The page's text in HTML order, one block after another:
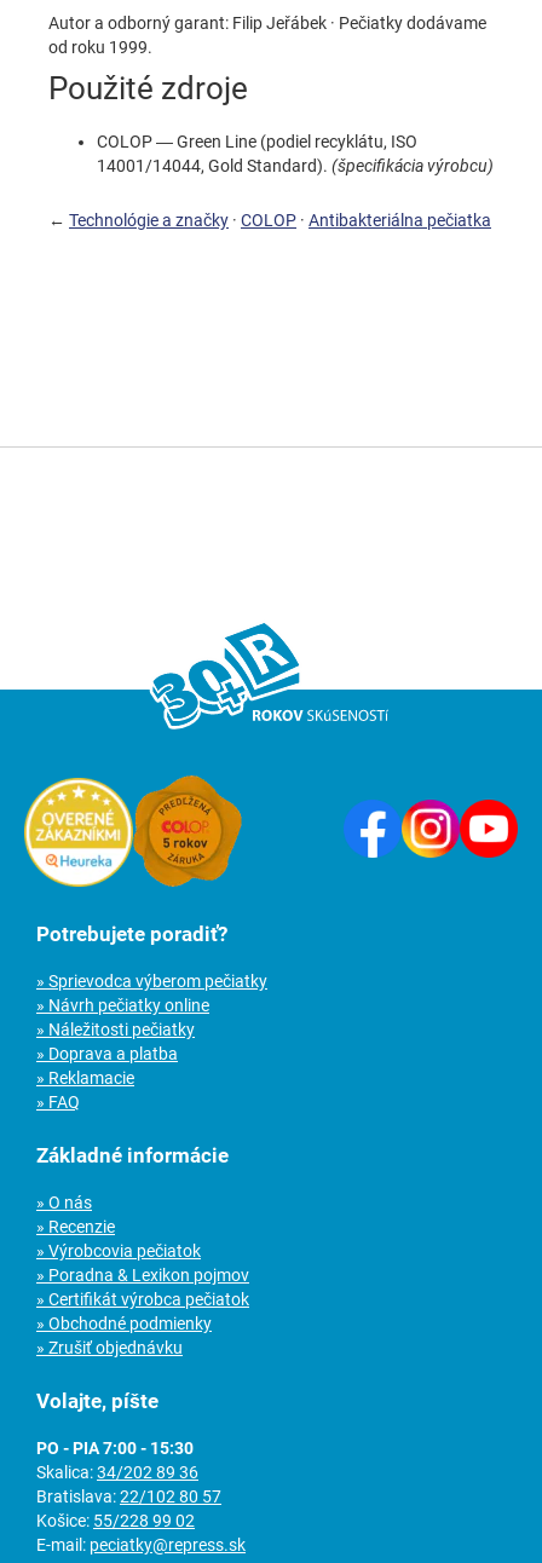
Autor a odborný garant: Filip Jeřábek · Pečiatky dodávame
od roku 1999.
Použité zdroje
COLOP — Green Line (podiel recyklátu, ISO
14001/14044, Gold Standard). (špecifikácia výrobcu)
← Technológie a značky · COLOP · Antibakteriálna pečiatka
Potrebujete poradiť?
» Sprievodca výberom pečiatky
» Návrh pečiatky online
» Náležitosti pečiatky
» Doprava a platba
» Reklamacie
» FAQ
Základné informácie
» O nás
» Recenzie
» Výrobcovia pečiatok
» Poradna & Lexikon pojmov
» Certifikát výrobca pečiatok
» Obchodné podmienky
» Zrušiť objednávku
Volajte, píšte
PO - PIA 7:00 - 15:30
Skalica:34/202 89 36
Bratislava:22/102 80 57
Košice: 55/228 99 02
E-mail: peciatky@repress.sk